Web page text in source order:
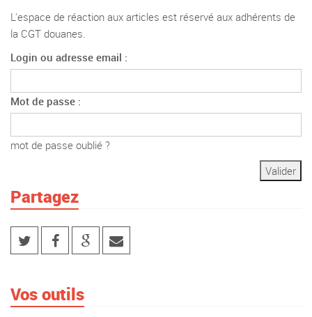
L'espace de réaction aux articles est réservé aux adhérents de
la CGT douanes.
Login ou adresse email :
Mot de passe :
mot de passe oublié ?
Partagez
Vos outils